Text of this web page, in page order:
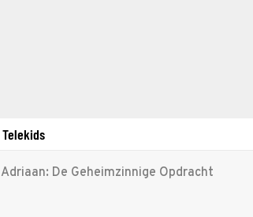
Telekids
De Geheimzinnige Opdracht